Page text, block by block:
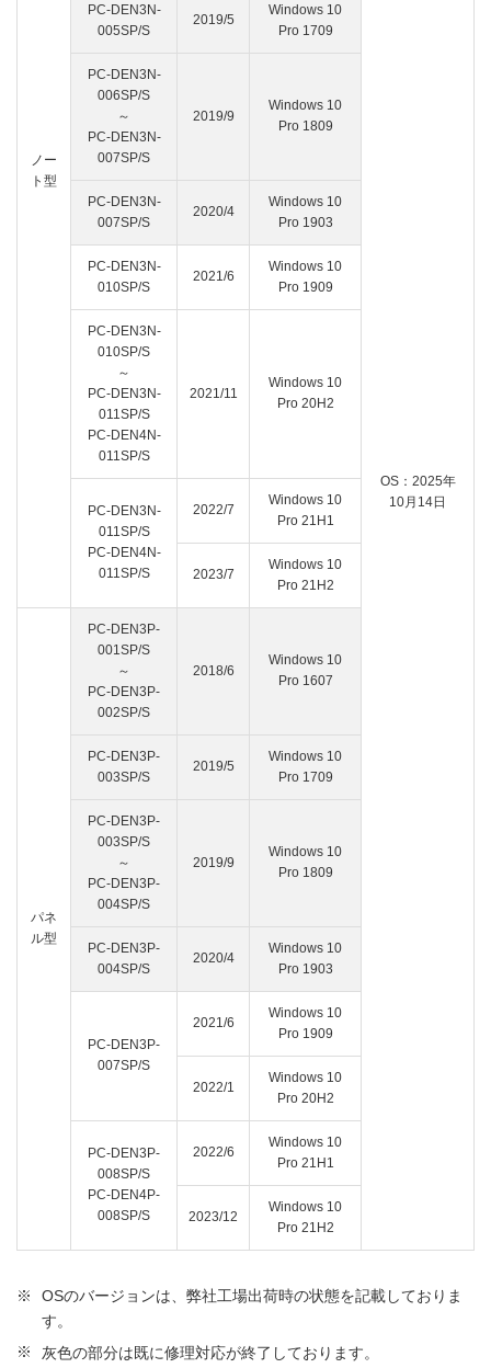
ノー
ト型
OS：2025年
10月14日
PC-DEN3N-
005SP/S
2019/5
Windows 10
Pro 1709
PC-DEN3N-
006SP/S
～
PC-DEN3N-
007SP/S
2019/9
Windows 10
Pro 1809
PC-DEN3N-
007SP/S
2020/4
Windows 10
Pro 1903
PC-DEN3N-
010SP/S
2021/6
Windows 10
Pro 1909
PC-DEN3N-
010SP/S
～
PC-DEN3N-
011SP/S
PC-DEN4N-
011SP/S
2021/11
Windows 10
Pro 20H2
PC-DEN3N-
011SP/S
PC-DEN4N-
011SP/S
2022/7
Windows 10
Pro 21H1
2023/7
Windows 10
Pro 21H2
パネ
ル型
PC-DEN3P-
001SP/S
～
PC-DEN3P-
002SP/S
2018/6
Windows 10
Pro 1607
PC-DEN3P-
003SP/S
2019/5
Windows 10
Pro 1709
PC-DEN3P-
003SP/S
～
PC-DEN3P-
004SP/S
2019/9
Windows 10
Pro 1809
PC-DEN3P-
004SP/S
2020/4
Windows 10
Pro 1903
PC-DEN3P-
007SP/S
2021/6
Windows 10
Pro 1909
2022/1
Windows 10
Pro 20H2
PC-DEN3P-
008SP/S
PC-DEN4P-
008SP/S
2022/6
Windows 10
Pro 21H1
2023/12
Windows 10
Pro 21H2
※
OSのバージョンは、弊社工場出荷時の状態を記載しておりま
す。
※
灰色の部分は既に修理対応が終了しております。